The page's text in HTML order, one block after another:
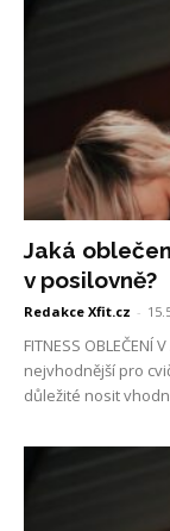
Jaká
v posilovně?
Redakce Xfit.cz -
FITNESS
nejvhodnější pro
důležité nosit